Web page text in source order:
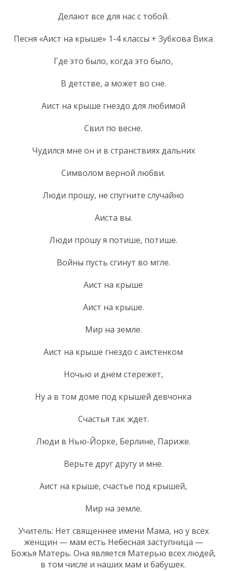
Делают все для нас с тобой.
Песня «Аист на крыше» 1-4 классы + Зубкова Вика
Где это было, когда это было,
В детстве, а может во сне.
Аист на крыше гнездо для любимой
Свил по весне.
Чудился мне он и в странствиях дальних
Символом верной любви.
Люди прошу, не спугните случайно
Аиста вы.
Люди прошу я потише, потише.
Войны пусть сгинут во мгле.
Аист на крыше
Аист на крыше.
Мир на земле.
Аист на крыше гнездо с аистенком
Ночью и днем стережет,
Ну а в том доме под крышей девчонка
Счастья так ждет.
Люди в Нью-Йорке, Берлине, Париже.
Верьте друг другу и мне.
Аист на крыше, счастье под крышей,
Мир на земле.
Учитель: Нет священнее имени Мама, но у всех
женщин — мам есть Небесная заступница —
Божья Матерь. Она является Матерью всех людей,
в том числе и наших мам и бабушек.